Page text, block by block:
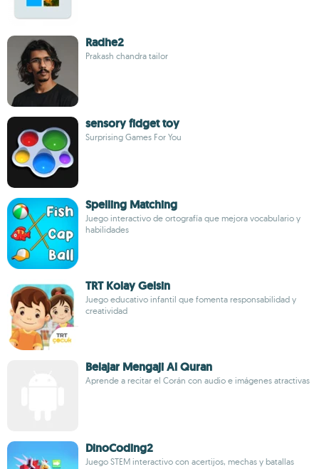
Radhe2
Prakash chandra tailor
sensory fidget toy
Surprising Games For You
Spelling Matching
Juego interactivo de ortografía que mejora vocabulario y
habilidades
TRT Kolay Gelsin
Juego educativo infantil que fomenta responsabilidad y
creatividad
Belajar Mengaji Al Quran
Aprende a recitar el Corán con audio e imágenes atractivas
DinoCoding2
Juego STEM interactivo con acertijos, mechas y batallas